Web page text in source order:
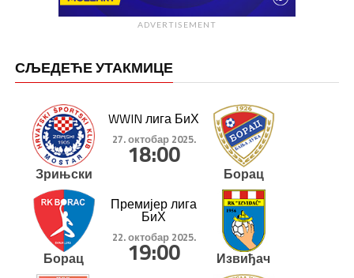
ADVERTISEMENT
СЉЕДЕЋЕ УТАКМИЦЕ
Зрињски
WWIN лига БиХ
27. октобар 2025.
18:00
Борац
Борац
Премијер лига
БиХ
22. октобар 2025.
19:00 Извиђач